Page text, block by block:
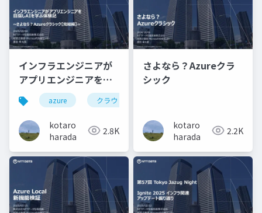
インフラエンジニアが
アプリエンジニアを目
指しAIを学ぶ体験記 ~
さよなら？Azureクラ
シック【完結編】~
azure クラウド
kotaro
harada
2.8K
さよなら？Azureクラ
シック
kotaro
harada
2.2K